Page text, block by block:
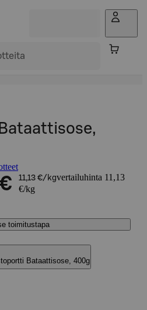
11,13 €/kgvertailuhinta 11,13
€/kg
toimitustapa
Bataattisose, 400g